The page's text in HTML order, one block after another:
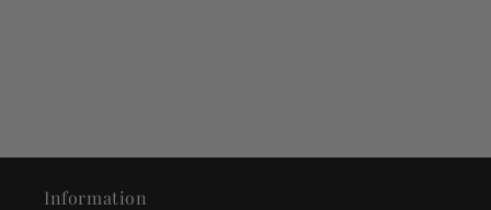
Information